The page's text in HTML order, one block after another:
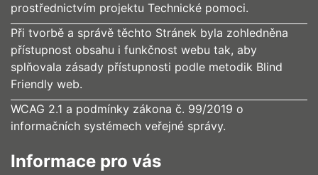
prostřednictvím projektu Technické pomoci.
Při tvorbě a správě těchto Stránek byla zohledněna
přístupnost obsahu i funkčnost webu tak, aby
splňovala zásady přístupnosti podle metodik Blind
Friendly web.
WCAG 2.1 a podmínky zákona č. 99/2019 o
informačních systémech veřejné správy.
Informace pro vás